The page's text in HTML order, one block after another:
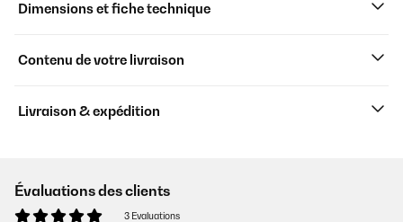
Dimensions et fiche technique
Contenu de votre livraison
Livraison & expédition
Évaluations des clients
3 Evaluations